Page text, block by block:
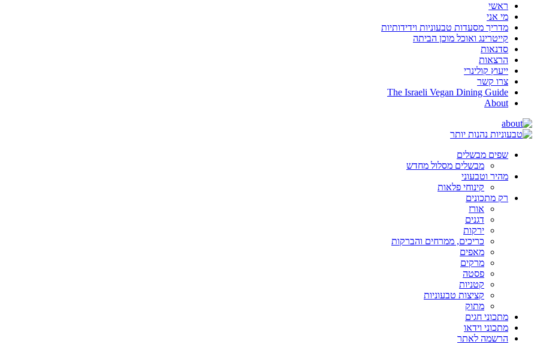
ראשי
מי אני
מדריך מסעדות טבעוניות וידידותיות
קייטרינג ואוכל מוכן הביתה
סדנאות
הרצאות
ייעוץ קולינרי
צרו קשר
The Israeli Vegan Dining Guide
About
שפים מבשלים
מבשלים מסלול מחדש
מהיר וטבעוני
קינוחי פלאות
רק מתכונים
אורז
דגנים
ירקות
כריכים, ממרחים והברקות
מאפים
מרקים
פסטה
קטניות
קציצות טבעוניות
מתוק
מתכוני חגים
מתכוני וידאו
הרשמה לאתר